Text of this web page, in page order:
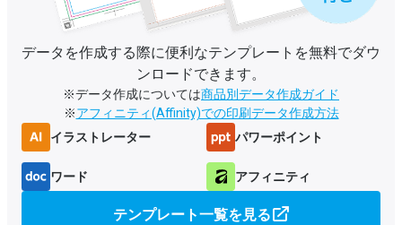
データを作成する際に便利なテンプレートを無料でダウ
ンロードできます。
※データ作成については商品別データ作成ガイド
※アフィニティ(Affinity)での印刷データ作成方法
イラストレーター
パワーポイント
ワード アフィニティ
テンプレート一覧を見る